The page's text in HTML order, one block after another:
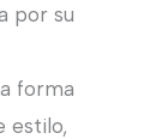
por su
forma
estilo,